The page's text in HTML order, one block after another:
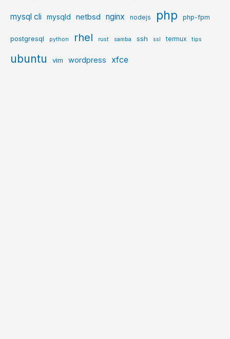
mysql cli mysqld netbsd nginx nodejs php php-fpm
postgresql python rhel rust samba ssh ssl termux tips
ubuntu vim wordpress xfce